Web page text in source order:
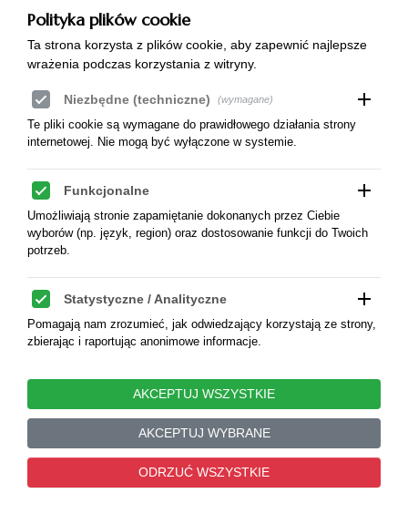
Album 1828.1, miedź 28 mm, waga 11,16 g., stan
zachowania 3, ciemna patyna, efektowna i ciekawa
moneta
KOD:4617175RMA
350,00 zł
Artukidzi. Artuqids of Mardin. Najm al-
Din Alpi, 1152-1176 AD. AE Dirham bez
Polityka plików cookie
Ta strona korzysta z plików cookie, aby zapewnić najlepsze
wrażenia podczas korzystania z witryny.
Niezbędne (techniczne) (wymagane) add
Te pliki cookie są wymagane do prawidłowego działania strony
internetowej. Nie mogą być wyłączone w systemie.
Funkcjonalne add
Umożliwiają stronie zapamiętanie dokonanych przez Ciebie
wyborów (np. język, region) oraz dostosowanie funkcji do Twoich
potrzeb.
Statystyczne / Analityczne add
Pomagają nam zrozumieć, jak odwiedzający korzystają ze strony,
zbierając i raportując anonimowe informacje.
Marketingowe / Reklamowe
Służą do śledzenia użytkowników między witrynami, aby
wyświetlać trafne i dopasowane reklamy.
Nieskategoryzowane
AKCEPTUJ WSZYSTKIE
AKCEPTUJ WYBRANE
ODRZUĆ WSZYSTKIE